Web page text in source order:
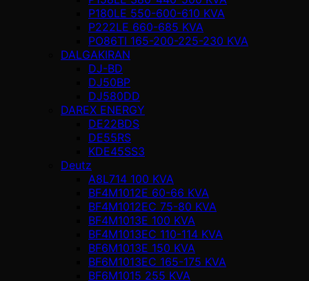
P180LE 550-600-610 KVA
P222LE 660-685 KVA
PO86TI 165-200-225-230 KVA
DALGAKIRAN
DJ-BD
DJ50BP
DJ580DD
DAREX ENERGY
DE22BDS
DE55RS
KDE45SS3
Deutz
A8L714 100 KVA
BF4M1012E 60-66 KVA
BF4M1012EC 75-80 KVA
BF4M1013E 100 KVA
BF4M1013EC 110-114 KVA
BF6M1013E 150 KVA
BF6M1013EC 165-175 KVA
BF6M1015 255 KVA